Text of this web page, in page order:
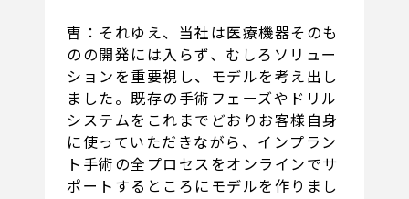
曺：それゆえ、当社は医療機器そのも
のの開発には入らず、むしろソリュー
ションを重要視し、モデルを考え出し
ました。既存の手術フェーズやドリル
システムをこれまでどおりお客様自身
に使っていただきながら、インプラン
ト手術の全プロセスをオンラインでサ
ポートするところにモデルを作りまし